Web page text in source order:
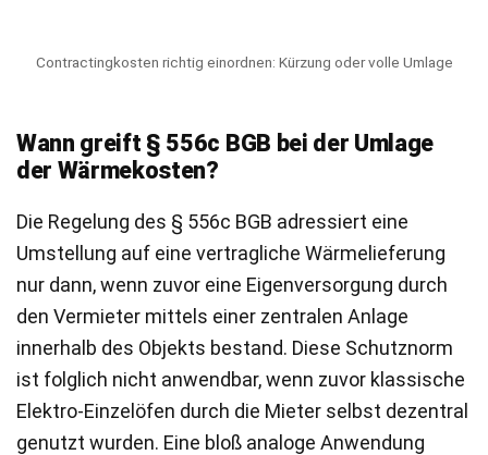
Contractingkosten richtig einordnen: Kürzung oder volle Umlage
Wann greift § 556c BGB bei der Umlage
der Wärmekosten?
Die Regelung des § 556c BGB adressiert eine
Umstellung auf eine vertragliche Wärmelieferung
nur dann, wenn zuvor eine Eigenversorgung durch
den Vermieter mittels einer zentralen Anlage
innerhalb des Objekts bestand. Diese Schutznorm
ist folglich nicht anwendbar, wenn zuvor klassische
Elektro-Einzelöfen durch die Mieter selbst dezentral
genutzt wurden. Eine bloß analoge Anwendung